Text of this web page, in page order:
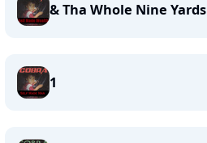
& Tha Whole Nine Yards
1